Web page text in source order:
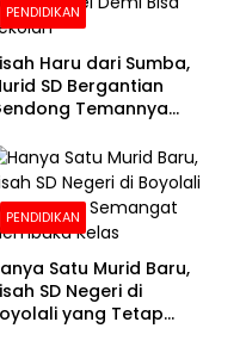
PENDIDIKAN
Haru dari Sumba,
SD Bergantian
Temannya
PENDIDIKAN
Satu Murid Baru,
SD Negeri di
yang Tetap